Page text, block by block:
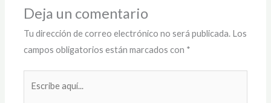
Deja un comentario
Tu dirección de correo electrónico no será publicada. Los
campos obligatorios están marcados con *